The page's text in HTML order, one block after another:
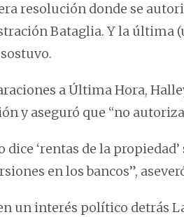
resolución donde se
Bataglia. Y la última
a Última Hora,
y aseguró que “no
dice ‘rentas de la
en los bancos”,
un interés político detrás